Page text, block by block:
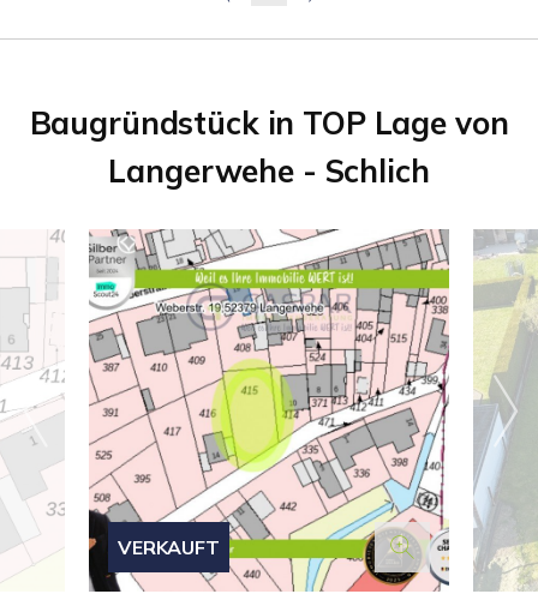
Baugründstück in TOP Lage von
Langerwehe - Schlich
VERKAUFT